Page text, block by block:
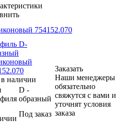
754152.070
D-
наличии
D -
образный
Под заказ
Заказать
Наши менеджеры
обязательно
свяжутся с вами и
уточнят условия
заказа